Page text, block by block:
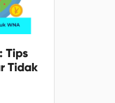
Tips
Tidak